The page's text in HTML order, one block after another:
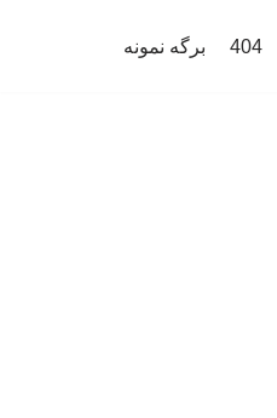
404 برگه نمونه